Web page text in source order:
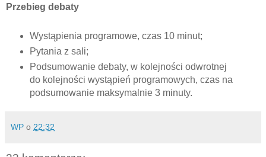
Przebieg debaty
Wystąpienia programowe, czas 10 minut;
Pytania z sali;
Podsumowanie debaty, w kolejności odwrotnej
do kolejności wystąpień programowych, czas na
podsumowanie maksymalnie 3 minuty.
WP o 22:32